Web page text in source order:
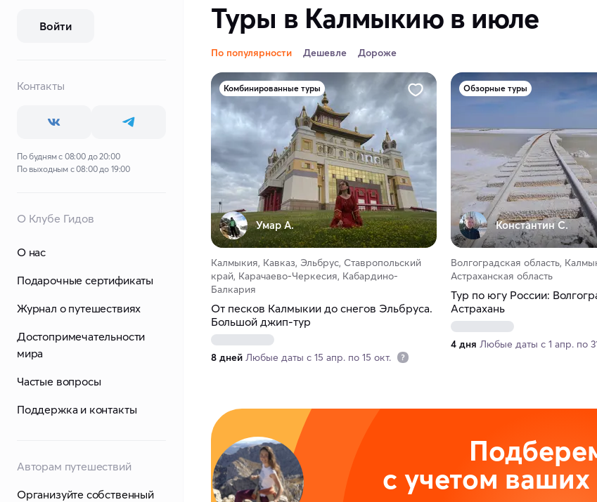
Войти
Контакты
По будням с 08:00 до 20:00
По выходным с 08:00 до 19:00
О Клубе Гидов
О нас
Подарочные сертификаты
Журнал о путешествиях
Достопримечательности
мира
Частые вопросы
Поддержка и контакты
Авторам путешествий
Организуйте собственный
Туры в Калмыкию в июле
По популярности Дешевле Дороже
Комбинированные туры
Умар А.
Калмыкия, Кавказ, Эльбрус, Ставропольский
край, Карачаево-Черкесия, Кабардино-
Балкария
От песков Калмыкии до снегов Эльбруса.
Большой джип-тур
8 дней Любые даты с 15 апр. по 15 окт.
Обзорные туры
Константин С.
Волгоградская область,
Астраханская область
Тур по югу России:
Астрахань
4 дня Любые даты с 1 апр. по
с учетом